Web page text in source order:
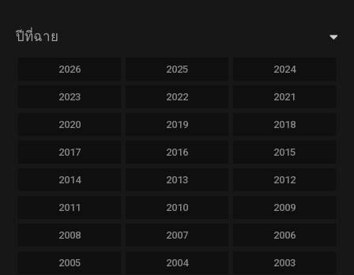
ปีที่ฉาย
2026 2025 2024
2023 2022 2021
2020 2019 2018
2017 2016 2015
2014 2013 2012
2011 2010 2009
2008 2007 2006
2005 2004 2003